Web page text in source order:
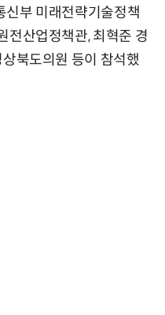
신부 미래전략기술정책
전산업정책관, 최혁준 경
북도의원 등이 참석했